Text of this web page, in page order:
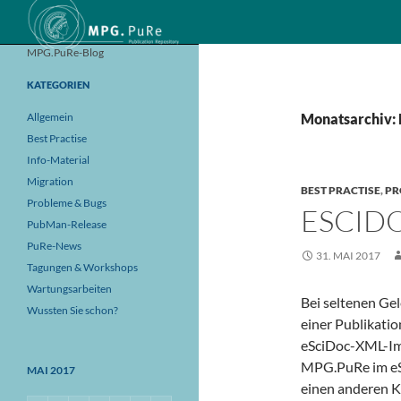
Suchen
Monatsarchiv:
BEST PRACTISE,
31. MAI 2017
Bei seltenen
einer
eSciDoc-XML-
MPG.PuRe im
einen anderen
MPG.PuRe-Blog
KATEGORIEN
Allgemein
Best Practise
Info-Material
Migration
Probleme & Bugs
PubMan-Release
PuRe-News
Tagungen & Workshops
Wartungsarbeiten
Wussten Sie schon?
MAI 2017